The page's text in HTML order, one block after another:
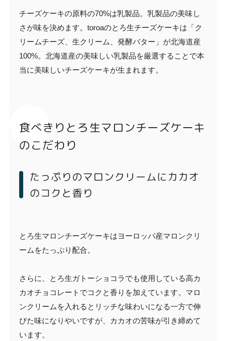
チーズケーキの原料の70%は乳製品。乳製品の美味し
さが味を決めます。toroaのとろ生チーズケーキは「ク
リームチーズ、生クリーム、発酵バター」が北海道産
100%。北海道産の美味しい乳製品を厳選することで本
当に美味しいチーズケーキが生まれます。
食べきりとろ生マロンチーズケーキ
のこだわり
たっぷりのマロンクリームにカカオ
のコクと香り
とろ生マロンチーズケーキはヨーロッパ産マロンクリ
ームをたっぷり配合。
さらに、とろ生ガトーショコラでも使用している高カ
カオチョコレートでコクと香りを加えています。マロ
ンクリームを入れるとリッチな味わいになる一方で伸
びた味になりやいですが、カカオの苦味が引き締めて
います。